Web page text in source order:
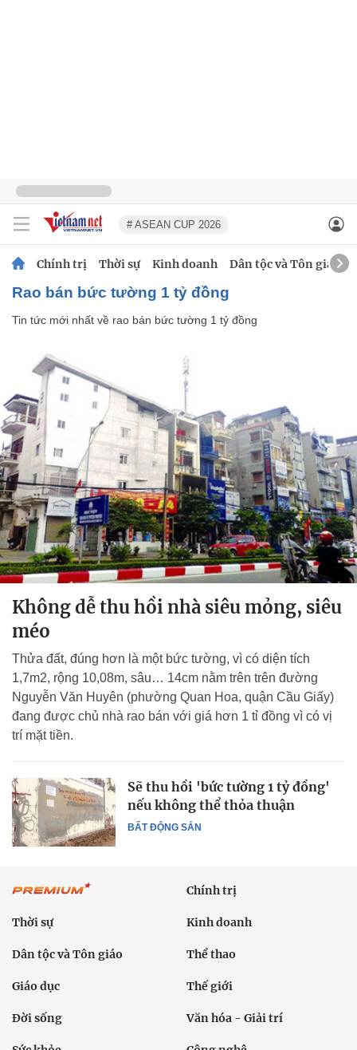
# ASEAN CUP 2026
Chính trị Thời sự Kinh doanh Dân tộc và Tôn giáo
rao bán bức tường 1 tỷ đồng
Tin tức mới nhất về rao bán bức tường 1 tỷ đồng
Không dễ thu hồi nhà siêu mỏng, siêu
méo
Thửa đất, đúng hơn là một bức tường, vì có diện tích
1,7m2, rộng 10,08m, sâu… 14cm nằm trên trên đường
Nguyễn Văn Huyên (phường Quan Hoa, quận Cầu Giấy)
đang được chủ nhà rao bán với giá hơn 1 tỉ đồng vì có vị
trí mặt tiền.
BẤT ĐỘNG SẢN
Sẽ thu hồi 'bức tường 1 tỷ đồng'
nếu không thể thỏa thuận
Chính trị
Thời sự Kinh doanh
Dân tộc và Tôn giáo Thể thao
Giáo dục Thế giới
Đời sống Văn hóa - Giải trí